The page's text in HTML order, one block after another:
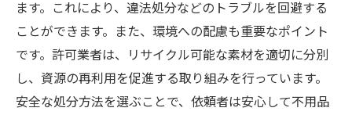
ます。これにより、違法処分などのトラブルを回避する
ことができます。また、環境への配慮も重要なポイント
です。許可業者は、リサイクル可能な素材を適切に分別
し、資源の再利用を促進する取り組みを行っています。
安全な処分方法を選ぶことで、依頼者は安心して不用品